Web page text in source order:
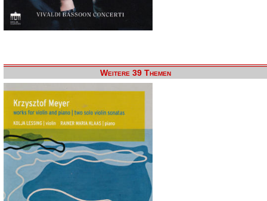
Weitere 39 Themen